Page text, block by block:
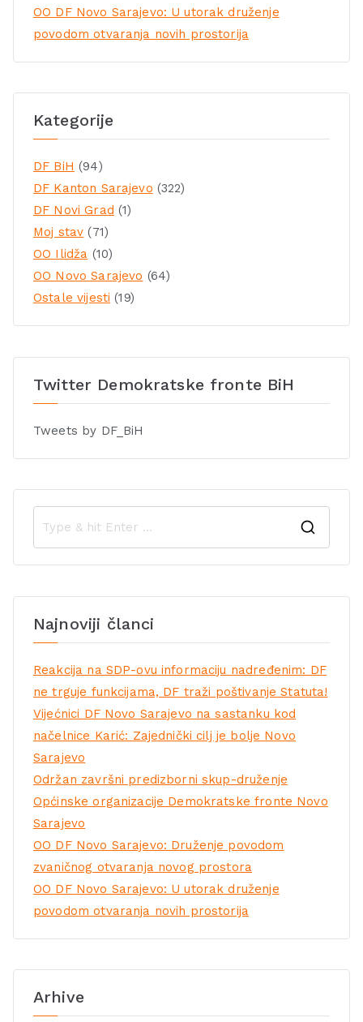
OO DF Novo Sarajevo: U utorak druženje
povodom otvaranja novih prostorija
Kategorije
DF BiH (94)
DF Kanton Sarajevo (322)
DF Novi Grad (1)
Moj stav (71)
OO Ilidža (10)
OO Novo Sarajevo (64)
Ostale vijesti (19)
Twitter Demokratske fronte BiH
Tweets by DF_BiH
Najnoviji članci
Reakcija na SDP-ovu informaciju nadređenim: DF
ne trguje funkcijama, DF traži poštivanje Statuta!
Vijećnici DF Novo Sarajevo na sastanku kod
načelnice Karić: Zajednički cilj je bolje Novo
Sarajevo
Održan završni predizborni skup-druženje
Općinske organizacije Demokratske fronte Novo
Sarajevo
OO DF Novo Sarajevo: Druženje povodom
zvaničnog otvaranja novog prostora
OO DF Novo Sarajevo: U utorak druženje
povodom otvaranja novih prostorija
Arhive